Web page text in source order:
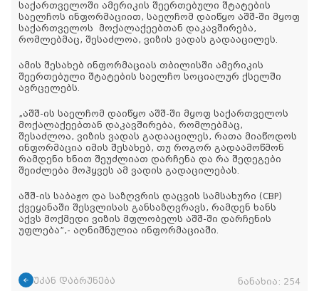
საქართველოში ამერიკის შეერთებული შტატების
საელჩოს ინფორმაციით, საელჩომ დაიწყო აშშ-ში მყოფ
საქართველოს მოქალაქეებთან დაკავშირება,
რომლებმაც, შესაძლოა, ვიზის ვადას გადააცილეს.
ამის შესახებ ინფორმაციას თბილისში ამერიკის
შეერთებული შტატების საელჩო სოციალურ ქსელში
ავრცელებს.
„აშშ-ის საელჩომ დაიწყო აშშ-ში მყოფ საქართველოს
მოქალაქეებთან დაკავშირება, რომლებმაც,
შესაძლოა, ვიზის ვადას გადააცილეს, რათა მიაწოდოს
ინფორმაცია იმის შესახებ, თუ როგორ გადაამოწმონ
რამდენი ხნით შეუძლიათ დარჩენა და რა შედეგები
შეიძლება მოჰყვეს ამ ვადის გადაცილებას.
აშშ-ის საბაჟო და საზღვრის დაცვის სამსახური (CBP)
ქვეყანაში შესვლისას განსაზღვრავს, რამდენ ხანს
აქვს მოქმედი ვიზის მფლობელს აშშ-ში დარჩენის
უფლება”,- აღნიშნულია ინფორმაციაში.
უკან დაბრუნება ნანახია: 254